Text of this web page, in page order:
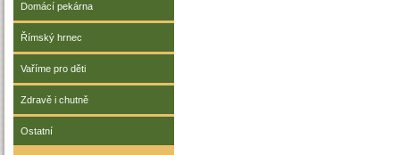
Domácí pekárna
Římský hrnec
Vaříme pro děti
Zdravě i chutně
Ostatní